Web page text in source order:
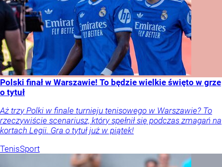
Polski finał w Warszawie! To będzie wielkie święto w grze
o tytuł
Aż trzy Polki w finale turnieju tenisowego w Warszawie? To
rzeczywiście scenariusz, który spełnił się podczas zmagań na
kortach Legii. Gra o tytuł już w piątek!
TenisSport